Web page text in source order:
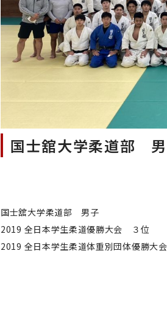
国士舘大学柔道部
国士舘大学柔道部 男子
2019 全日本学生柔道優勝大会 ３位
2019 全日本学生柔道体重別団体優勝大